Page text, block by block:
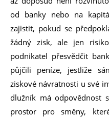
od banky nebo na
zajistit, pokud se
žádný zisk, ale jen
podnikatel přesvědčit
půjčili peníze, jestliže
ziskové návratnosti u své
dlužník má odpovědnost
prostor pro směny,